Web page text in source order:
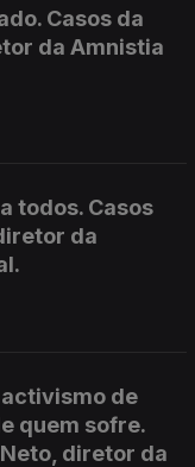
Casos da
da Amnistia
todos. Casos
da
de
quem sofre.
diretor da